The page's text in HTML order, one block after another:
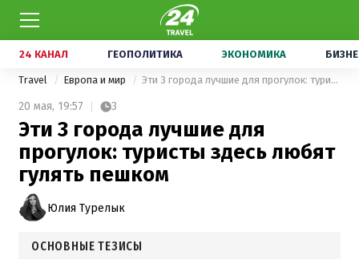
24 КАНАЛ ГЕОПОЛИТИКА ЭКОНОМИКА
Travel Европа и мир Эти 3 города лучшие для прогулок: туристы здесь любят гулять пешком
20 мая, 19:57 3
Эти 3 города лучшие для
прогулок: туристы здесь любят
гулять пешком
Юлия Турелык
ОСНОВНЫЕ ТЕЗИСЫ